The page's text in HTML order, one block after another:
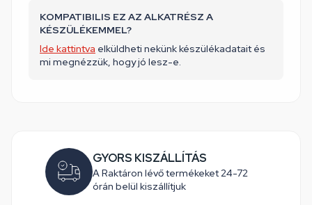
KOMPATIBILIS EZ AZ ALKATRÉSZ A
KÉSZÜLÉKEMMEL?
Ide kattintva elküldheti nekünk készülékadatait és
mi megnézzük, hogy jó lesz-e.
GYORS KISZÁLLÍTÁS
A Raktáron lévő termékeket 24-72
órán belül kiszállítjuk